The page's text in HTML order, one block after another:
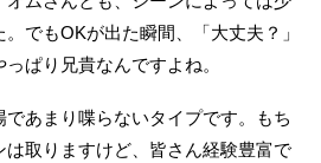
でもOKが出た瞬間、「大丈夫？」
ぱり兄貴なんですよね。
あまり喋らないタイプです。もち
は取りますけど、皆さん経験豊富で